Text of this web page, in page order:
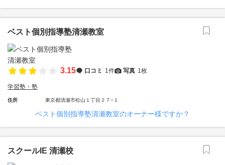
ベスト個別指導塾清瀬教室
3.15 口コミ 1件 写真 1枚
学習塾・塾
住所 東京都清瀬市松山１丁目２７−１
ベスト個別指導塾清瀬教室のオーナー様ですか？
スクールIE 清瀬校